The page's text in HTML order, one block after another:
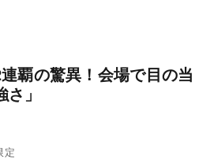
覇の驚異！会場で目の当
」
定